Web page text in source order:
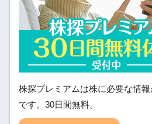
株探プレミアムは株に必要な情
です。30日間無料。